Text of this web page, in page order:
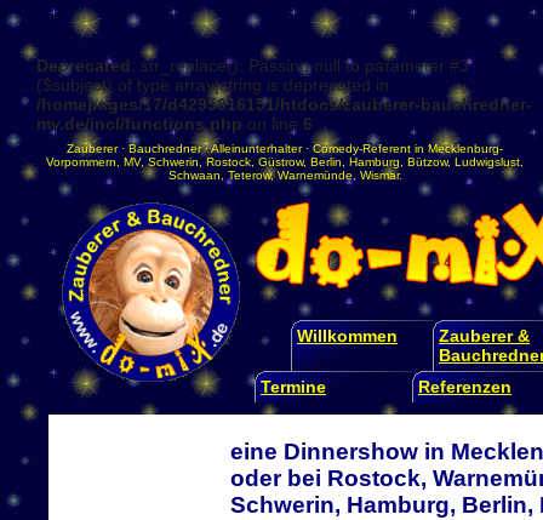
Deprecated: str_replace(): Passing null to parameter #3
($subject) of type array|string is deprecated in
/homepages/17/d4295016151/htdocs/zauberer-bauchredner-
mv.de/incl/functions.php on line 6
Zauberer·Bauchredner·Alleinunterhalter· Comedy-Referent in Mecklenburg-
Vorpommern
MV, Schwerin Rostock Güstrow, Berlin Hamburg Bützow, Ludwigslust
Schwaan ,Teterow,Warnemünde Wismar.
Willkommen
Zauberer &
Termine
Referenzen
eine Dinnershow in
oder bei Rostock,
Schwerin, Hamburg,